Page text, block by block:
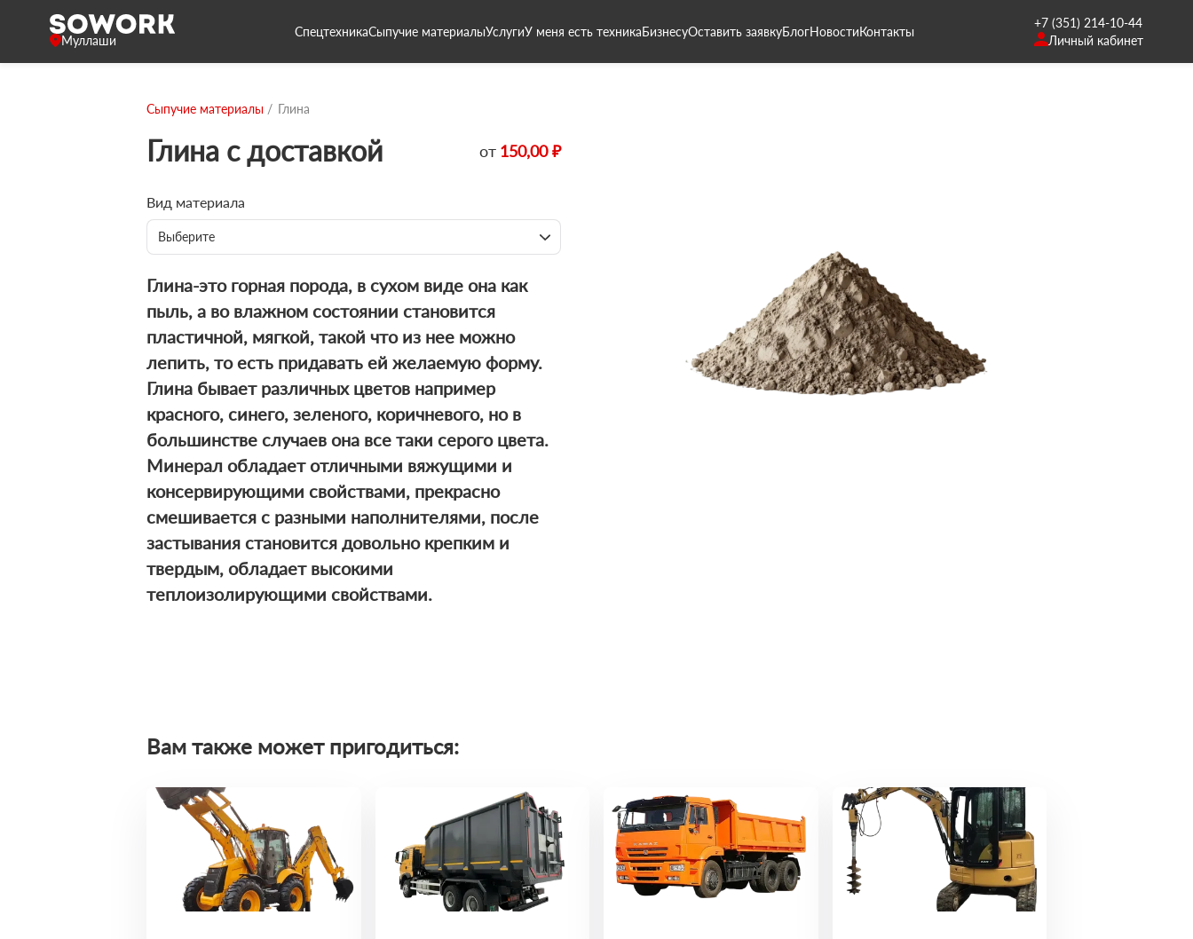
Муллаши
СпецтехникаСыпучие материалыУслугиУ меня есть техникаБизнесуОставить заявкуБлогНовостиКонтакты
+7 (351) 214-10-44
Личный кабинет
Сыпучие материалы Глина
Глина с доставкой от 150,00 ₽
Вид материала
Выберите
Глина-это горная порода, в сухом виде она как
пыль, а во влажном состоянии становится
пластичной, мягкой, такой что из нее можно
лепить, то есть придавать ей желаемую форму.
Глина бывает различных цветов например
красного, синего, зеленого, коричневого, но в
большинстве случаев она все таки серого цвета.
Минерал обладает отличными вяжущими и
консервирующими свойствами, прекрасно
смешивается с разными наполнителями, после
застывания становится довольно крепким и
твердым, обладает высокими
теплоизолирующими свойствами.
Вам также может пригодиться: